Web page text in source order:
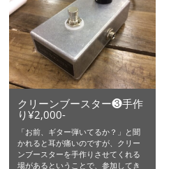
クリーンブースター❸手作
り¥2,000-
「お前、ギター弾いてるか？」と聞
かれると耳が痛いのですが、クリー
ンブースターを手作りさせてくれる
場があるということで、参加してき